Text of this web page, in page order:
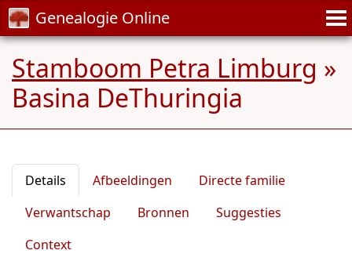
Genealogie Online
Stamboom Petra Limburg »
Basina DeThuringia
Details Afbeeldingen
Directe familie
Verwantschap
Bronnen
Suggesties
Context